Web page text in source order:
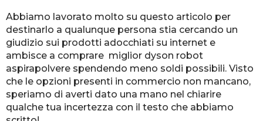
Abbiamo lavorato molto su questo articolo per
destinarlo a qualunque persona stia cercando un
giudizio sui prodotti adocchiati su internet e
ambisce a comprare miglior dyson robot
aspirapolvere spendendo meno soldi possibili. Visto
che le opzioni presenti in commercio non mancano,
speriamo di averti dato una mano nel chiarire
qualche tua incertezza con il testo che abbiamo